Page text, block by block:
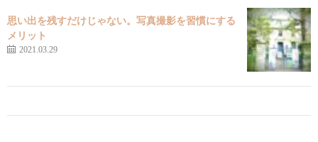
思い出を残すだけじゃない。写真撮影を習慣にする
メリット
2021.03.29